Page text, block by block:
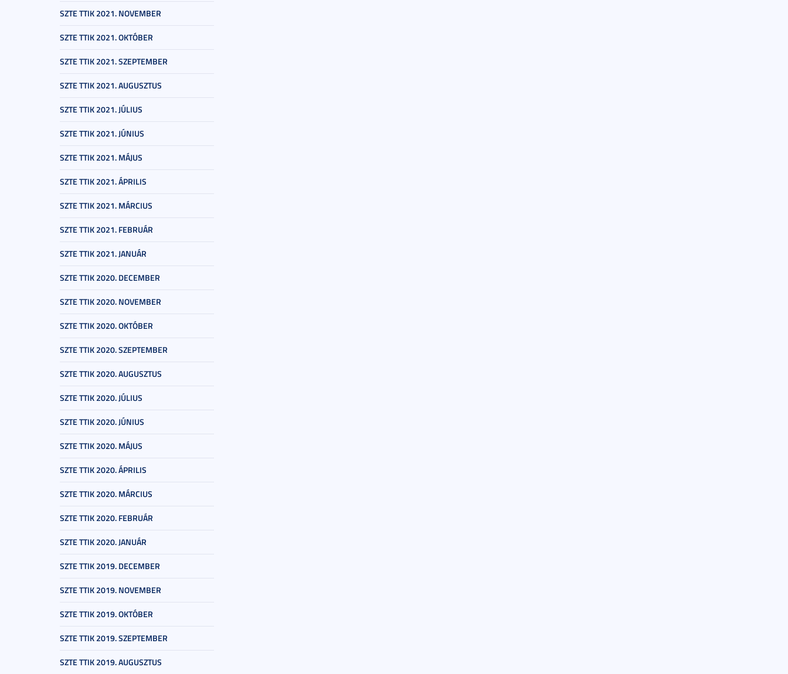
SZTE TTIK 2021. NOVEMBER
SZTE TTIK 2021. OKTÓBER
SZTE TTIK 2021. SZEPTEMBER
SZTE TTIK 2021. AUGUSZTUS
SZTE TTIK 2021. JÚLIUS
SZTE TTIK 2021. JÚNIUS
SZTE TTIK 2021. MÁJUS
SZTE TTIK 2021. ÁPRILIS
SZTE TTIK 2021. MÁRCIUS
SZTE TTIK 2021. FEBRUÁR
SZTE TTIK 2021. JANUÁR
SZTE TTIK 2020. DECEMBER
SZTE TTIK 2020. NOVEMBER
SZTE TTIK 2020. OKTÓBER
SZTE TTIK 2020. SZEPTEMBER
SZTE TTIK 2020. AUGUSZTUS
SZTE TTIK 2020. JÚLIUS
SZTE TTIK 2020. JÚNIUS
SZTE TTIK 2020. MÁJUS
SZTE TTIK 2020. ÁPRILIS
SZTE TTIK 2020. MÁRCIUS
SZTE TTIK 2020. FEBRUÁR
SZTE TTIK 2020. JANUÁR
SZTE TTIK 2019. DECEMBER
SZTE TTIK 2019. NOVEMBER
SZTE TTIK 2019. OKTÓBER
SZTE TTIK 2019. SZEPTEMBER
SZTE TTIK 2019. AUGUSZTUS